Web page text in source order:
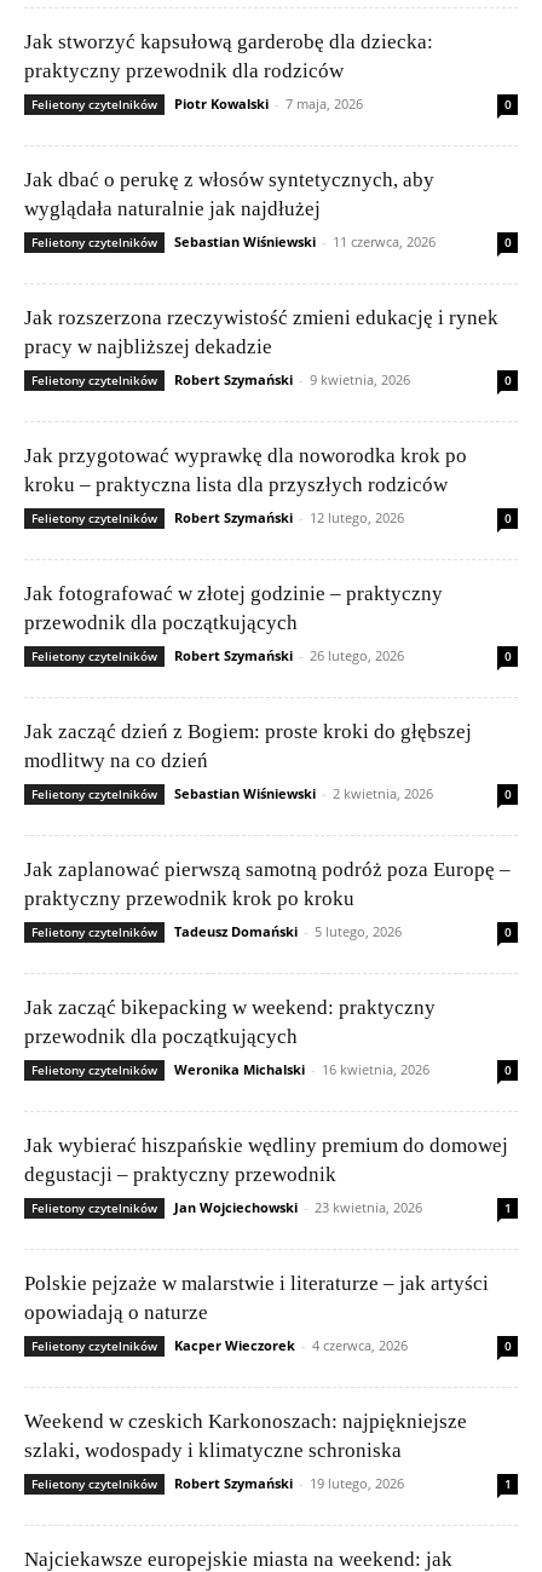
Jak stworzyć kapsułową garderobę dla dziecka:
praktyczny przewodnik dla rodziców
Felietony czytelników Piotr Kowalski - 7 maja, 2026 0
Jak dbać o perukę z włosów syntetycznych, aby
wyglądała naturalnie jak najdłużej
Felietony czytelników Sebastian Wiśniewski - 11 czerwca, 2026 0
Jak rozszerzona rzeczywistość zmieni edukację i rynek
pracy w najbliższej dekadzie
Felietony czytelników Robert Szymański - 9 kwietnia, 2026 0
Jak przygotować wyprawkę dla noworodka krok po
kroku – praktyczna lista dla przyszłych rodziców
Felietony czytelników Robert Szymański - 12 lutego, 2026 0
Jak fotografować w złotej godzinie – praktyczny
przewodnik dla początkujących
Felietony czytelników Robert Szymański - 26 lutego, 2026 0
Jak zacząć dzień z Bogiem: proste kroki do głębszej
modlitwy na co dzień
Felietony czytelników Sebastian Wiśniewski - 2 kwietnia, 2026 0
Jak zaplanować pierwszą samotną podróż poza Europę –
praktyczny przewodnik krok po kroku
Felietony czytelników Tadeusz Domański - 5 lutego, 2026 0
Jak zacząć bikepacking w weekend: praktyczny
przewodnik dla początkujących
Felietony czytelników Weronika Michalski - 16 kwietnia, 2026 0
Jak wybierać hiszpańskie wędliny premium do domowej
degustacji – praktyczny przewodnik
Felietony czytelników Jan Wojciechowski - 23 kwietnia, 2026 1
Polskie pejzaże w malarstwie i literaturze – jak artyści
opowiadają o naturze
Felietony czytelników Kacper Wieczorek - 4 czerwca, 2026 0
Weekend w czeskich Karkonoszach: najpiękniejsze
szlaki, wodospady i klimatyczne schroniska
Felietony czytelników Robert Szymański - 19 lutego, 2026 1
Najciekawsze europejskie miasta na weekend: jak